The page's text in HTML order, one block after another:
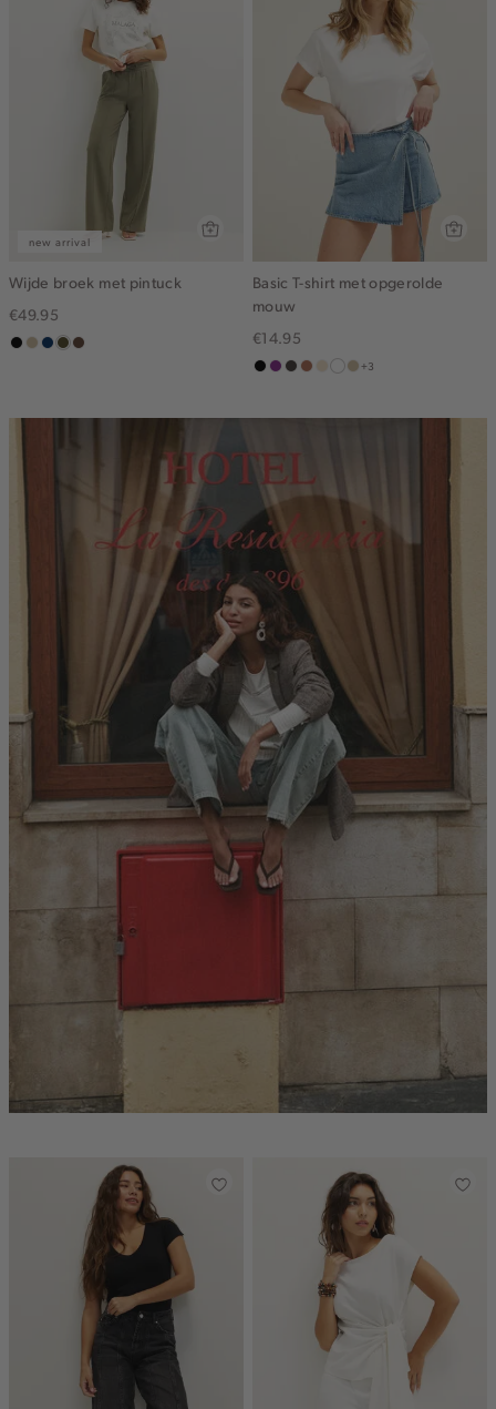
new arrival
Wijde broek met pintuck
€49.95
zwart
lichtzand
donkerblauw
groen,
donkerbruin
Basic T-shirt met opgerolde
mouw
€14.95
zwart
middenpaars
chocoterracotta
vanille
witlichtzand
+3